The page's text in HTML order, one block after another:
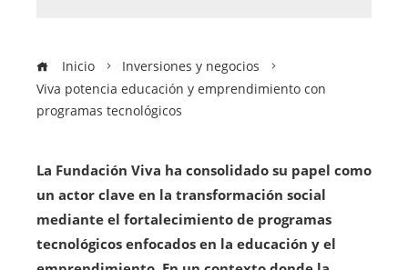
Inicio
Inversiones y negocios
Viva potencia educación y emprendimiento con
programas tecnológicos
La Fundación Viva ha consolidado su papel como
un actor clave en la transformación social
mediante el fortalecimiento de programas
tecnológicos enfocados en la educación y el